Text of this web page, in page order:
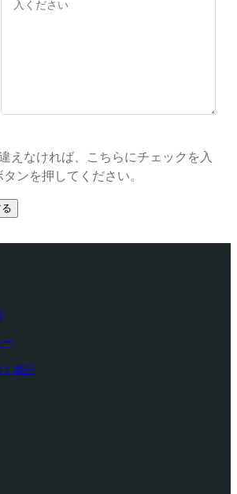
えなければ、こちらにチェックを入
ンを押してください。
表記